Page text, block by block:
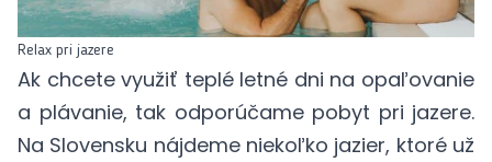
Relax pri jazere
Ak chcete využiť teplé letné dni na opaľovanie
a plávanie, tak odporúčame pobyt pri jazere.
Na Slovensku nájdeme niekoľko jazier, ktoré už